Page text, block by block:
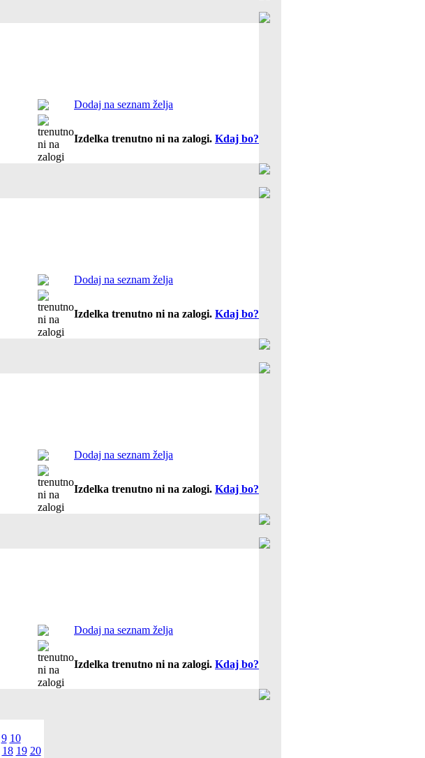
Dodaj na seznam želja
Izdelka trenutno ni na zalogi. Kdaj bo?
Dodaj na seznam želja
Izdelka trenutno ni na zalogi. Kdaj bo?
Dodaj na seznam želja
Izdelka trenutno ni na zalogi. Kdaj bo?
Dodaj na seznam želja
Izdelka trenutno ni na zalogi. Kdaj bo?
9 10
18 19 20